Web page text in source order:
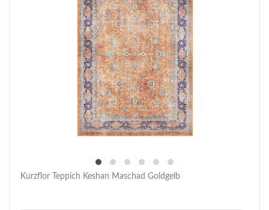
Kurzflor Teppich Keshan Maschad Goldgelb